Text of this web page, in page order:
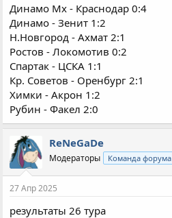
Динамо Мх - Краснодар 0:4
Динамо - Зенит 1:2
Н.Новгород - Ахмат 2:1
Ростов - Локомотив 0:2
Спартак - ЦСКА 1:1
Кр. Советов - Оренбург 2:1
Химки - Акрон 1:2
Рубин - Факел 2:0
ReNeGaDe
Модераторы Команда форума
27 Апр 2025
результаты 26 тура